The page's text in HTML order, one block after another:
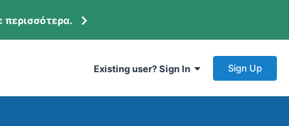
περισσότερα.
Existing user? Sign In Sign Up